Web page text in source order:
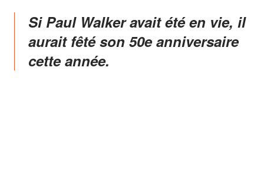
Si Paul Walker avait été en vie, il
aurait fêté son 50e anniversaire
cette année.